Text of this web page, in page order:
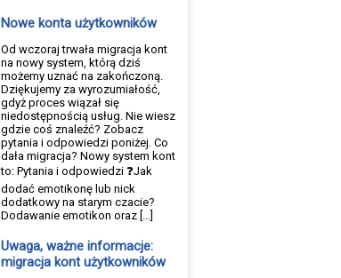
Nowe konta użytkowników
Od wczoraj trwała migracja kont
na nowy system, którą dziś
możemy uznać na zakończoną.
Dziękujemy za wyrozumiałość,
gdyż proces wiązał się
niedostępnością usług. Nie wiesz
gdzie coś znaleźć? Zobacz
pytania i odpowiedzi poniżej. Co
dała migracja? Nowy system kont
to: Pytania i odpowiedzi ❓Jak
dodać emotikonę lub nick
dodatkowy na starym czacie?
Dodawanie emotikon oraz […]
Uwaga, ważne informacje:
migracja kont użytkowników